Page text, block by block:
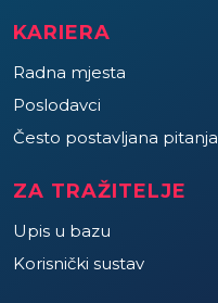
KARIERA
Radna mjesta
Poslodavci
Često postavljana pitanja
ZA TRAŽITELJE
Upis u bazu
Korisnički sustav